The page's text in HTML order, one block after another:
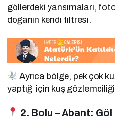
göllerdeki yansımaları,
doğanın kendi filtresi.
Ayrıca bölge, pek çok
yaptığı için kuş
2. Bolu – Abant: